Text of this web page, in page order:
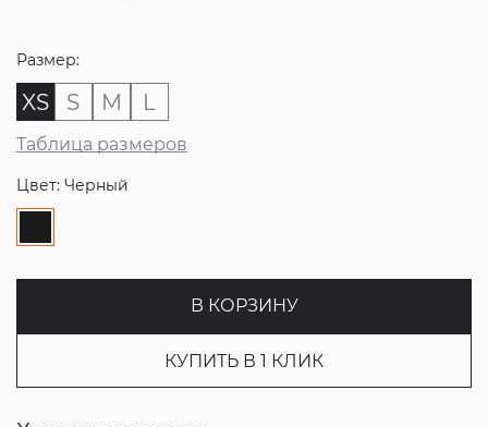
Размер:
XS S M L
Таблица размеров
Цвет: Черный
В КОРЗИНУ
КУПИТЬ В 1 КЛИК